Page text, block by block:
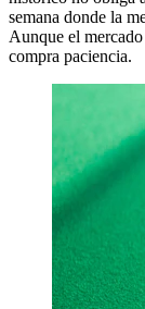
semana donde la
Aunque el
compra paciencia.